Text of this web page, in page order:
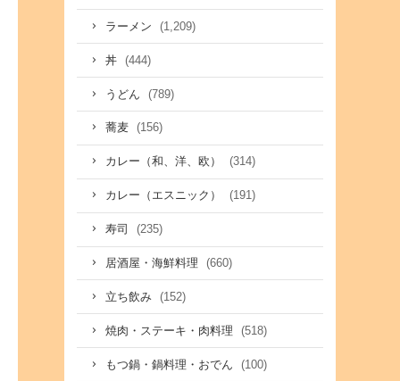
ラーメン (1,209)
丼 (444)
うどん (789)
蕎麦 (156)
カレー（和、洋、欧） (314)
カレー（エスニック） (191)
寿司 (235)
居酒屋・海鮮料理 (660)
立ち飲み (152)
焼肉・ステーキ・肉料理 (518)
もつ鍋・鍋料理・おでん (100)